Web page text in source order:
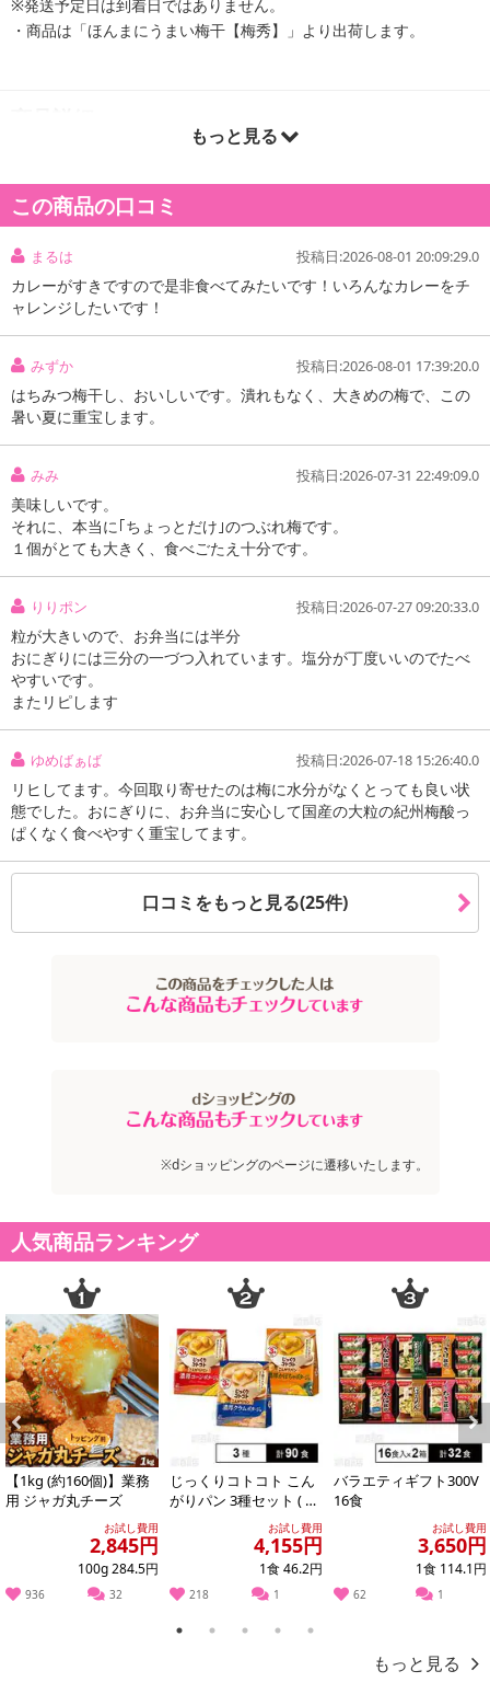
※発送予定日は到着日ではありません。
・商品は「ほんまにうまい梅干【梅秀】」より出荷します。
もっと見る
この商品の口コミ
まるは 投稿日:2026-08-01 20:09:29.0
カレーがすきですので是非食べてみたいです！いろんなカレーをチ
ャレンジしたいです！
みずか 投稿日:2026-08-01 17:39:20.0
はちみつ梅干し、おいしいです。潰れもなく、大きめの梅で、この
暑い夏に重宝します。
みみ 投稿日:2026-07-31 22:49:09.0
美味しいです。
それに、本当に｢ちょっとだけ｣のつぶれ梅です。
１個がとても大きく、食べごたえ十分です。
りりポン 投稿日:2026-07-27 09:20:33.0
粒が大きいので、お弁当には半分
おにぎりには三分の一づつ入れています。塩分が丁度いいのでたべ
やすいです。
またリピします
ゆめばぁば 投稿日:2026-07-18 15:26:40.0
リヒしてます。今回取り寄せたのは梅に水分がなくとっても良い状
態でした。おにぎりに、お弁当に安心して国産の大粒の紀州梅酸っ
ぱくなく食べやすく重宝してます。
口コミをもっと見る(25件)
※dショッピングのページに遷移いたします。
人気商品ランキング
Previous
【1kg (約160個)】業務
用 ジャガ丸チーズ
お試し費用
2,845円
100g 284.5円
936 32
じっくりコトコト こん
がりパン 3種セット ( 濃
厚コーンポタージュ /
お試し費用
4,155円
1食 46.2円
218 1
バラエティギフト300V
16食
お試し費用
3,650円
1食 114.1円
62 1
Next
1 2 3 4 5
もっと見る